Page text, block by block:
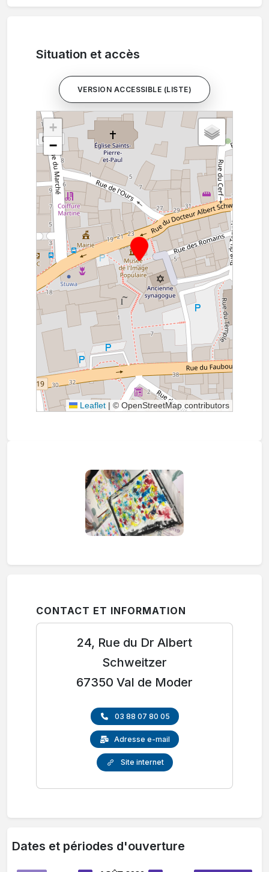
Situation et accès
VERSION ACCESSIBLE (LISTE)
+
−
Leaflet | © OpenStreetMap contributors
CONTACT ET INFORMATION
24, Rue du Dr Albert
Schweitzer
67350 Val de Moder
03 88 07 80 05
Adresse e-mail
Site internet
Dates et périodes d'ouverture